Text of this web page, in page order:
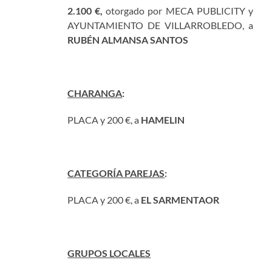
2.100 €, otorgado por MECA PUBLICITY y
AYUNTAMIENTO DE VILLARROBLEDO, a
RUBÉN ALMANSA SANTOS
CHARANGA:
PLACA y 200 €, a HAMELIN
CATEGORÍA PAREJAS:
PLACA y 200 €, a EL SARMENTAOR
GRUPOS LOCALES